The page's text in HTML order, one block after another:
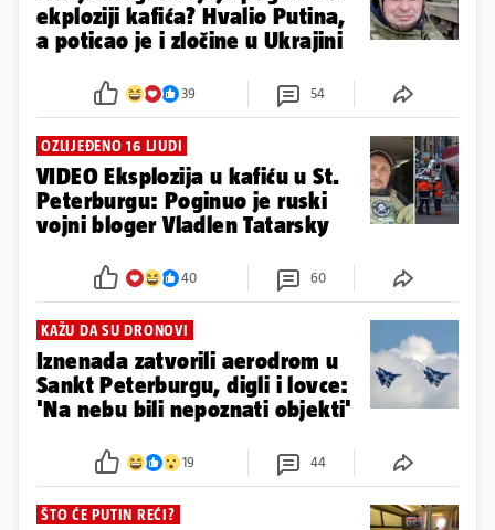
ekploziji kafića? Hvalio Putina,
a poticao je i zločine u Ukrajini
39 54
OZLIJEĐENO 16 LJUDI
VIDEO Eksplozija u kafiću u St.
Peterburgu: Poginuo je ruski
vojni bloger Vladlen Tatarsky
40 60
KAŽU DA SU DRONOVI
Iznenada zatvorili aerodrom u
Sankt Peterburgu, digli i lovce:
'Na nebu bili nepoznati objekti'
19 44
ŠTO ĆE PUTIN REĆI?